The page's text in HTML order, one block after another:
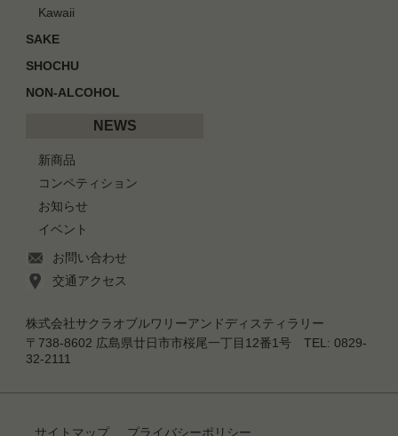
Kawaii
SAKE
SHOCHU
NON-ALCOHOL
NEWS
新商品
コンペティション
お知らせ
イベント
お問い合わせ
交通アクセス
株式会社サクラオブルワリーアンドディスティラリー
〒738-8602 広島県廿日市市桜尾一丁目12番1号 TEL: 0829-
32-2111
サイトマップ プライバシーポリシー